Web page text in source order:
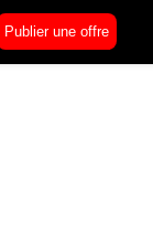
Publier une offre